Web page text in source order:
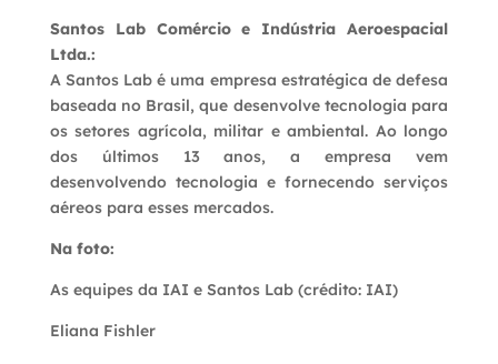
Santos Lab Comércio e Indústria Aeroespacial
Ltda.:
A Santos Lab é uma empresa estratégica de defesa
baseada no Brasil, que desenvolve tecnologia para
os setores agrícola, militar e ambiental. Ao longo
dos últimos 13 anos, a empresa vem
desenvolvendo tecnologia e fornecendo serviços
aéreos para esses mercados.
Na foto:
As equipes da IAI e Santos Lab (crédito: IAI)
Eliana Fishler